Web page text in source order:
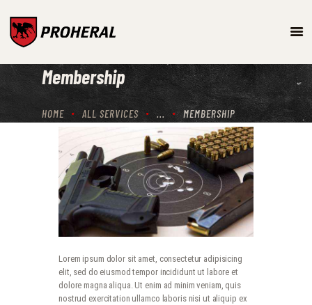
Membership
HOME ALL SERVICES ... MEMBERSHIP
SISTEMAS DE TREINO E
SIMULAÇÃO
PROTEÇÃO BALÍSTICA
Lorem ipsum dolor sit amet, consectetur adipisicing
elit, sed do eiusmod tempor incididunt ut labore et
dolore magna aliqua. Ut enim ad minim veniam, quis
nostrud exercitation ullamco laboris nisi ut aliquip ex